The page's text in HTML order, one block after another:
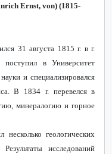
Ernst, von) (1815-
31 августа 1815 г. в г.
в Университет
и специализировался
В 1834 г. перевелся в
минералогию и горное
геологических
исследований